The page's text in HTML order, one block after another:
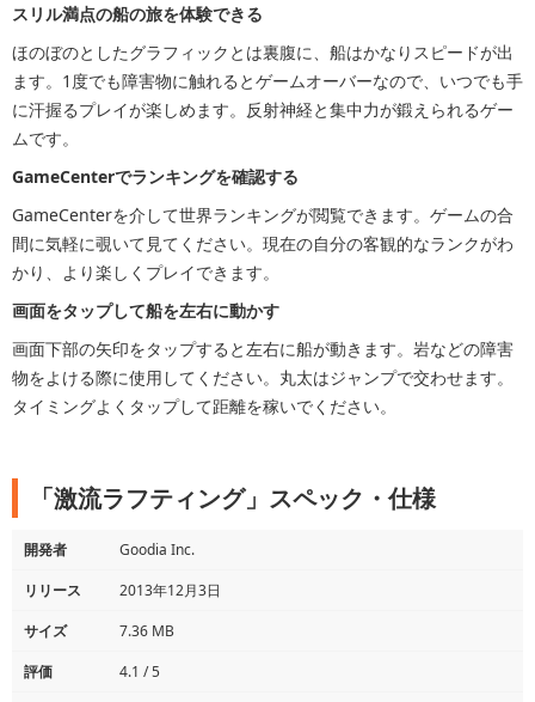
スリル満点の船の旅を体験できる
ほのぼのとしたグラフィックとは裏腹に、船はかなりスピードが出
ます。1度でも障害物に触れるとゲームオーバーなので、いつでも手
に汗握るプレイが楽しめます。反射神経と集中力が鍛えられるゲー
ムです。
GameCenterでランキングを確認する
GameCenterを介して世界ランキングが閲覧できます。ゲームの合
間に気軽に覗いて見てください。現在の自分の客観的なランクがわ
かり、より楽しくプレイできます。
画面をタップして船を左右に動かす
画面下部の矢印をタップすると左右に船が動きます。岩などの障害
物をよける際に使用してください。丸太はジャンプで交わせます。
タイミングよくタップして距離を稼いでください。
「激流ラフティング」スペック・仕様
開発者
Goodia Inc.
リリース
2013年12月3日
サイズ
7.36 MB
評価
4.1 / 5